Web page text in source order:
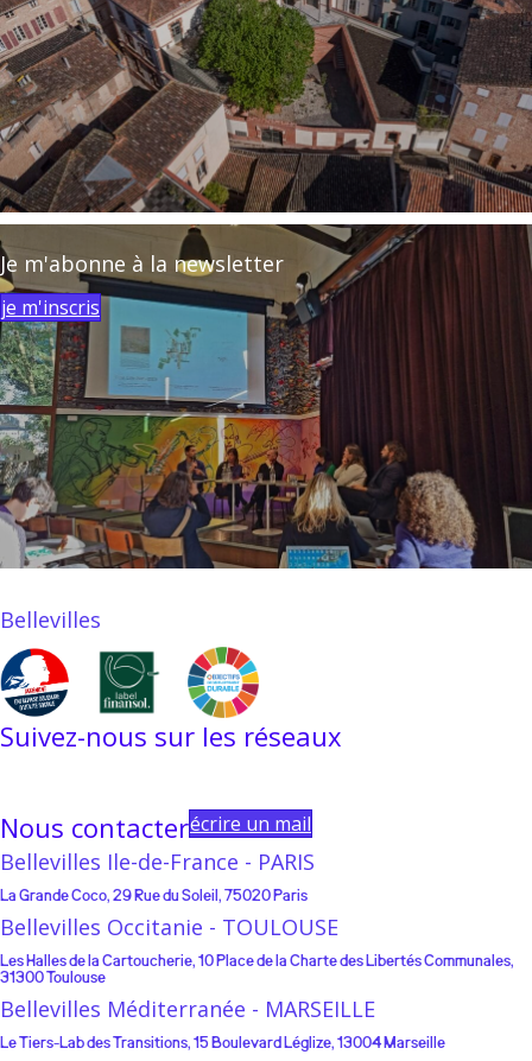
Je m'abonne à la newsletter
je m'inscris
Bellevilles
Suivez-nous sur les réseaux
Nous contacterécrire un mail
Bellevilles Ile-de-France - PARIS
La Grande Coco, 29 Rue du Soleil, 75020 Paris
Bellevilles Occitanie - TOULOUSE
Les Halles de la Cartoucherie, 10 Place de la Charte des Libertés Communales,
31300 Toulouse
Bellevilles Méditerranée - MARSEILLE
Le Tiers-Lab des Transitions, 15 Boulevard Léglize, 13004 Marseille